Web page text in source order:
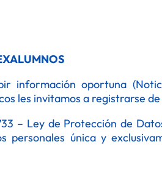
oportuna
les invitamos a registrarse
– Ley de Protección de
única y